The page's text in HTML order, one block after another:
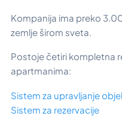
Kompanija ima preko
zemlje širom sveta.
Postoje četiri kompletna
apartmanima:
Sistem za upravljanje
Sistem za rezervacije